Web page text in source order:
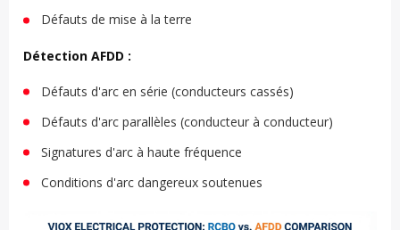
Défauts de mise à la terre
Détection AFDD :
Défauts d'arc en série (conducteurs cassés)
Défauts d'arc parallèles (conducteur à conducteur)
Signatures d'arc à haute fréquence
Conditions d'arc dangereux soutenues